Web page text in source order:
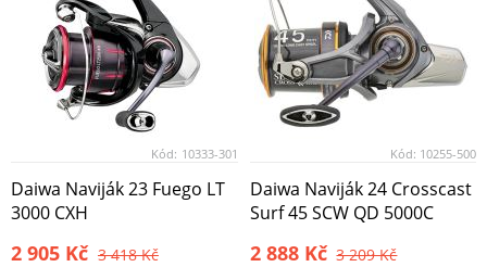
Kód: 10333-301
Daiwa Naviják 23 Fuego LT
3000 CXH
2 905 Kč 3 418 Kč
Kód: 10255-500
Daiwa Naviják 24 Crosscast
Surf 45 SCW QD 5000C
2 888 Kč 3 209 Kč